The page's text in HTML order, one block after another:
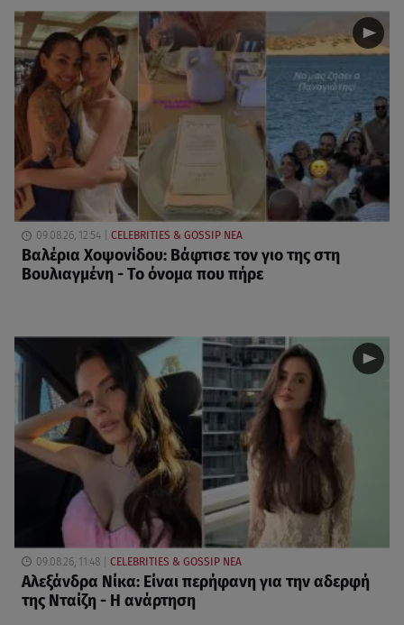
09.08.26, 12:54 CELEBRITIES & GOSSIP ΝΕΑ
Βαλέρια Χοψονίδου: Βάφτισε τον γιο της στη
Βουλιαγμένη - Το όνομα που πήρε
09.08.26, 11:48 CELEBRITIES & GOSSIP ΝΕΑ
Αλεξάνδρα Νίκα: Είναι περήφανη για την αδερφή
της Νταίζη - Η ανάρτηση